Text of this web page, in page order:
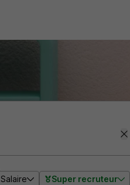
Salaire Super recruteur